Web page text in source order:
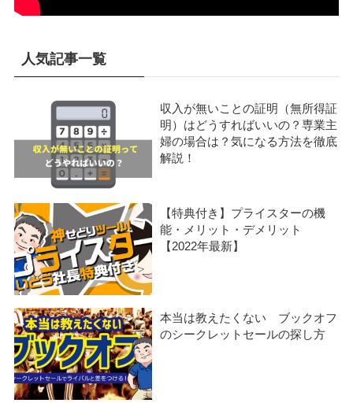
人気記事一覧
収入が無いことの証明（無所得証
明）はどうすればいいの？専業主
婦の場合は？気になる方法を徹底
解説！
【特典付き】プライスターの機
能・メリット・デメリット
【2022年最新】
本当は教えたくない ブックオフ
のシークレットセールの探し方